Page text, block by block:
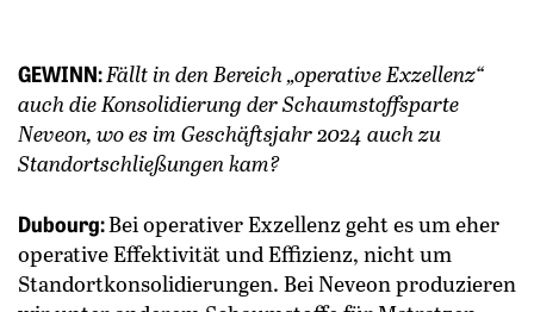
GEWINN:Fällt in den Bereich „operative Exzellenz“
auch die Konsolidierung der Schaumstoffsparte
Neveon, wo es im Geschäftsjahr 2024 auch zu
Standortschließungen kam?
Dubourg:Bei operativer Exzellenz geht es um eher
operative Effektivität und Effizienz, nicht um
Standortkonsolidierungen. Bei Neveon produzieren